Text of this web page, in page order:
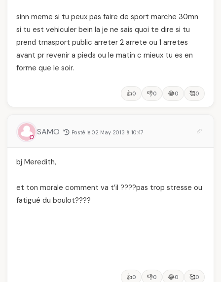
sinn meme si tu peux pas faire de sport marche 30mn
si tu est vehiculer bein la je ne sais quoi te dire si tu
prend trnasport public arreter 2 arrete ou 1 arretes
avant pr revenir a pieds ou le matin c mieux tu es en
forme que le soir.
👍0 👎0 😂0 🥰0
SAMO Posté le 02 May 2013 à 10:47
bj Meredith,
et ton morale comment va t’il ????pas trop stresse ou
fatigué du boulot????
👍0 👎0 😂0 🥰0